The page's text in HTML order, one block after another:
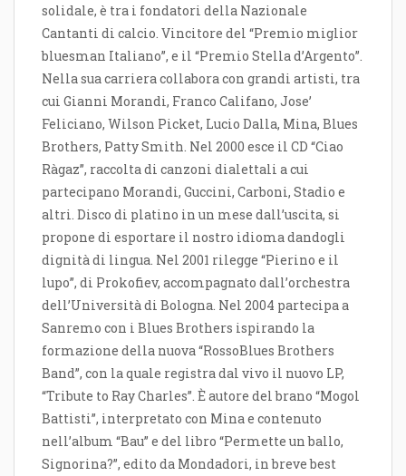
solidale, è tra i fondatori della Nazionale
Cantanti di calcio. Vincitore del “Premio miglior
bluesman Italiano”, e il “Premio Stella d’Argento”.
Nella sua carriera collabora con grandi artisti, tra
cui Gianni Morandi, Franco Califano, Jose’
Feliciano, Wilson Picket, Lucio Dalla, Mina, Blues
Brothers, Patty Smith. Nel 2000 esce il CD “Ciao
Ràgaz”, raccolta di canzoni dialettali a cui
partecipano Morandi, Guccini, Carboni, Stadio e
altri. Disco di platino in un mese dall’uscita, si
propone di esportare il nostro idioma dandogli
dignità di lingua. Nel 2001 rilegge “Pierino e il
lupo”, di Prokofiev, accompagnato dall’orchestra
dell’Università di Bologna. Nel 2004 partecipa a
Sanremo con i Blues Brothers ispirando la
formazione della nuova “RossoBlues Brothers
Band”, con la quale registra dal vivo il nuovo LP,
“Tribute to Ray Charles”. È autore del brano “Mogol
Battisti”, interpretato con Mina e contenuto
nell’album “Bau” e del libro “Permette un ballo,
Signorina?”, edito da Mondadori, in breve best